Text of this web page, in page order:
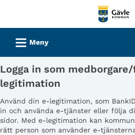
tjänster
Gävle
kommun
L Meny
Logga in som
legitimation
Använd din e-legitimation, som
in och använda e-tjänster eller följa
sidor. Med e-legitimation kan
rätt person som använder e-